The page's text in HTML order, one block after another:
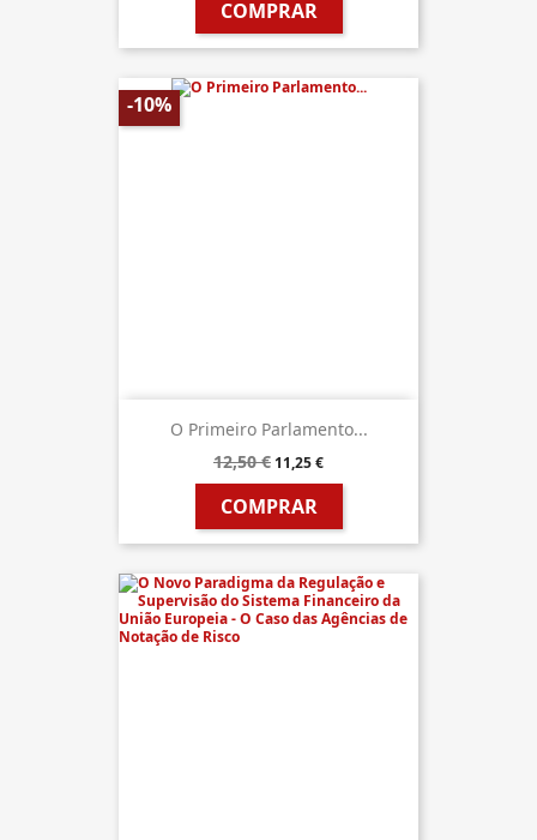
COMPRAR
O Primeiro Parlamento...
12,50 € 11,25 €
COMPRAR
-10%